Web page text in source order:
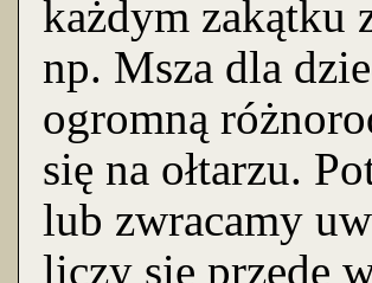
każdym zakątku
np. Msza dla
ogromną
się na ołtarzu.
lub zwracamy
liczy się przede